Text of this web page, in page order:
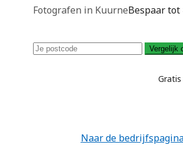
Fotografen in KuurneBespaar tot
Vergelijk
Gratis
Naar de